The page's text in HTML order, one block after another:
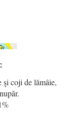
şi coji de lămâie,